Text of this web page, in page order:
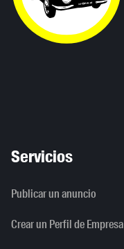
Servicios
Publicar un anuncio
Crear un Perfil de Empresa